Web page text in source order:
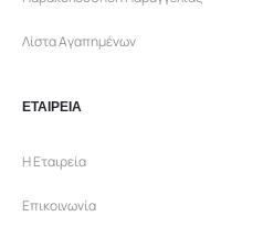
Λίστα Αγαπημένων
ΕΤΑΙΡΕΙΑ
Η Εταιρεία
Επικοινωνία